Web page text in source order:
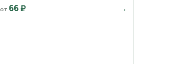
от 66 ₽ →